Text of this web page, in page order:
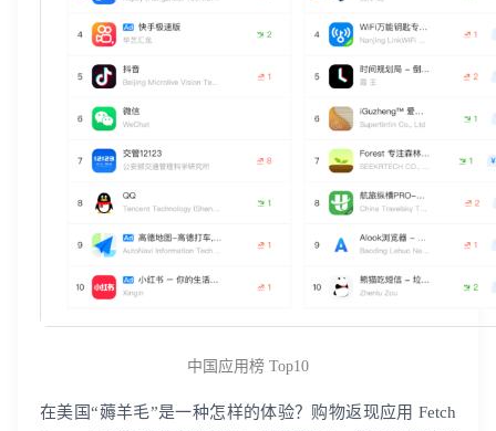
中国应用榜 Top10
在美国“薅羊毛”是一种怎样的体验？购物返现应用 Fetch